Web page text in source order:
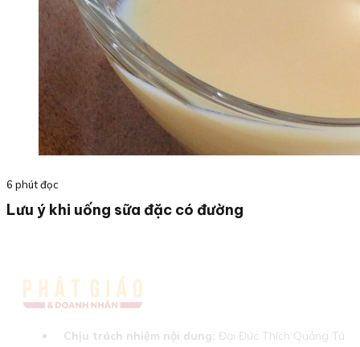
6 phút đọc
Lưu ý khi uống sữa đặc có đường
Chịu trách nhiệm nội dung: Đại Đức Thích Quảng Tú